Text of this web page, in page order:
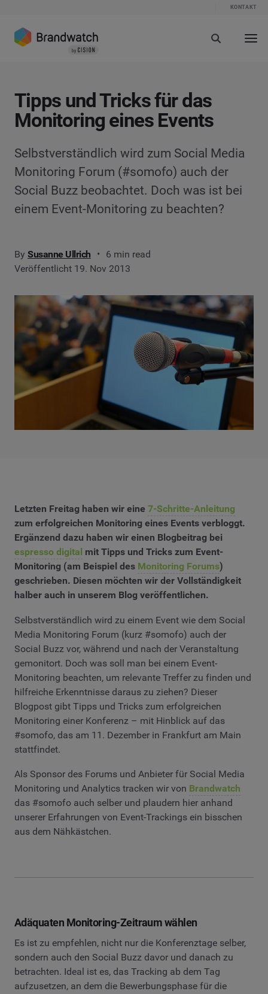
KONTAKT
Tipps und Tricks für das
Monitoring eines Events
Selbstverständlich wird zum Social Media
Monitoring Forum (#somofo) auch der
Social Buzz beobachtet. Doch was ist bei
einem Event-Monitoring zu beachten?
By Susanne Ullrich
6 min read
Veröffentlicht 19. Nov 2013
Letzten Freitag haben wir eine 7-Schritte-Anleitung
zum erfolgreichen Monitoring eines Events verbloggt.
Ergänzend dazu haben wir einen Blogbeitrag bei
espresso digital mit Tipps und Tricks zum Event-
Monitoring (am Beispiel des Monitoring Forums)
geschrieben. Diesen möchten wir der Vollständigkeit
halber auch in unserem Blog veröffentlichen.
Selbstverständlich wird zu einem Event wie dem Social
Media Monitoring Forum (kurz #somofo) auch der
Social Buzz vor, während und nach der Veranstaltung
gemonitort. Doch was soll man bei einem Event-
Monitoring beachten, um relevante Treffer zu finden und
hilfreiche Erkenntnisse daraus zu ziehen? Dieser
Blogpost gibt Tipps und Tricks zum erfolgreichen
Monitoring einer Konferenz – mit Hinblick auf das
#somofo, das am 11. Dezember in Frankfurt am Main
stattfindet.
Als Sponsor des Forums und Anbieter für Social Media
Monitoring und Analytics tracken wir von Brandwatch
das #somofo auch selber und plaudern hier anhand
unserer Erfahrungen von Event-Trackings ein bisschen
aus dem Nähkästchen.
Adäquaten Monitoring-Zeitraum wählen
Es ist zu empfehlen, nicht nur die Konferenztage selber,
sondern auch den Social Buzz davor und danach zu
betrachten. Ideal ist es, das Tracking ab dem Tag
aufzusetzen, an dem die Bewerbungsphase für die